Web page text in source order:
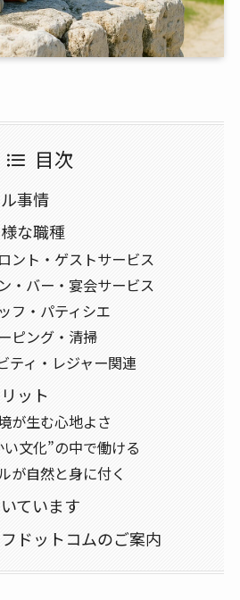
目次
事情
な職種
ント・ゲストサービス
・バー・宴会サービス
フ・パティシエ
ピング・清掃
ティ・レジャー関連
ット
が生む心地よさ
文化”の中で働ける
が自然と身に付く
ています
ドットコムのご案内